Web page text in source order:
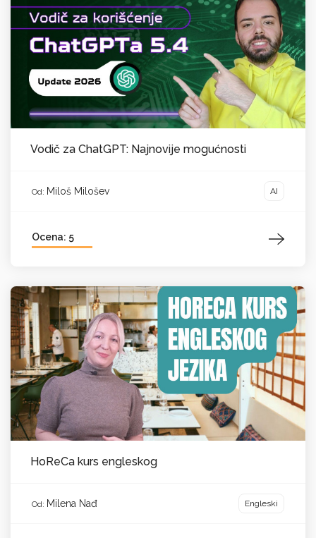
Vodič za ChatGPT: Najnovije mogućnosti
Od: Miloš Milošev AI
Ocena: 5
HoReCa kurs engleskog
Od: Milena Nađ Engleski